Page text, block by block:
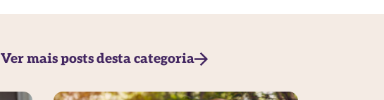
Ver mais posts desta categoria